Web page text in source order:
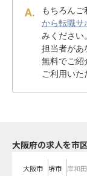
もちろんご
から転職サ
みください
担当者があ
無料でご紹
ご利用いた
大阪府の求人を市
大阪市 堺市 岸和